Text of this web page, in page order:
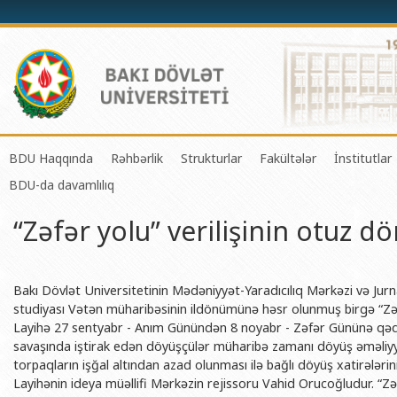
BDU Haqqında
BDU-nun tarixi
BDU-nun Missiya və Strateji inkişaf planı
Akkreditasiya haqqında Sertifikat
BDU-nun üzv olduğu beynəlxalq təşkilatlar
BDU-nun qrant layihələri
Rektorlarımız
Rəhbərlik
Prorektorlar
Dekanlar
Həmkarlar İttifaqı Komitəsi
Tədris Metodiki Şura
Strukturlar
Elmi fəaliyyətin təşkili və
Beynəlxalq əlaqələr şöbəsi
Xarici tələbələrlə iş şöbəsi
İctimaiyyətlə əlaqələr və
Humanitar məsələlər və gənclər
Fakültələr
Tətbiqi riyaziyyat
Kimya fakültəsi
Biologiya fakültəsi
Ekologiya və
Coğrafiya fakültəsi
İnstitutlar
və
BDU-da davamlılıq
“Zəfər yolu” verilişinin otuz
Bakı Dövlət Universitetinin Mədəniyyət-Yaradıcılıq Mərkəzi və
studiyası Vətən müharibəsinin ildönümünə həsr olunmuş birgə
Layihə 27 sentyabr - Anım Günündən 8 noyabr - Zəfər Gününə
savaşında iştirak edən döyüşçülər müharibə zamanı döyüş
torpaqların işğal altından azad olunması ilə bağlı döyüş
Layihənin ideya müəllifi Mərkəzin rejissoru Vahid Orucoğludur.